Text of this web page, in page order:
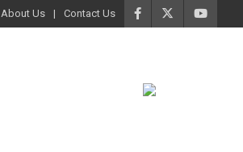
About Us Contact Us